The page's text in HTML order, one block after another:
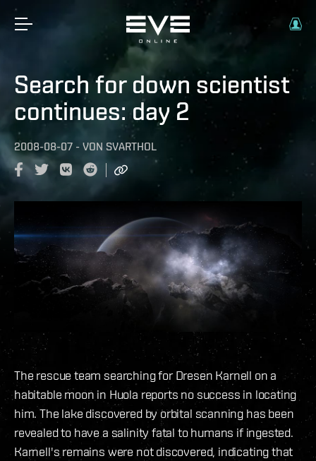
Search for down scientist
continues: day 2
2008-08-07 - VON SVARTHOL
The rescue team searching for Dresen Karnell on a
habitable moon in Huola reports no success in locating
him. The lake discovered by orbital scanning has been
revealed to have a salinity fatal to humans if ingested.
Karnell's remains were not discovered, indicating that